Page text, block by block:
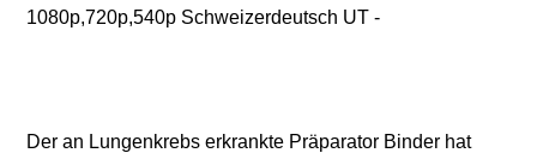
1080p,720p,540p Schweizerdeutsch UT -
Der an Lungenkrebs erkrankte Präparator Binder hat